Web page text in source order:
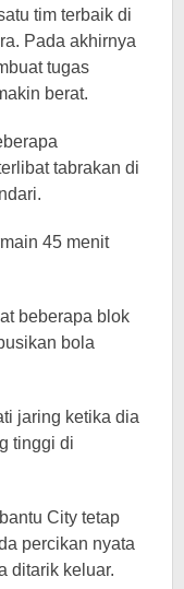
tim terbaik di
Pada akhirnya
tugas
berat.
tabrakan di
45 menit
beberapa blok
bola
jaring ketika dia
tinggi di
City tetap
percikan nyata
ditarik keluar.